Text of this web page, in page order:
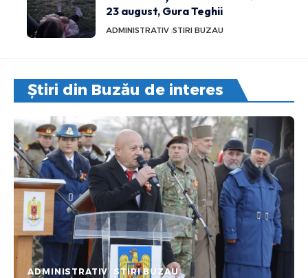
23 august, Gura Teghii
ADMINISTRATIV STIRI BUZAU
Știri din Buzău de interes
ADMINISTRATIV STIRI BUZAU